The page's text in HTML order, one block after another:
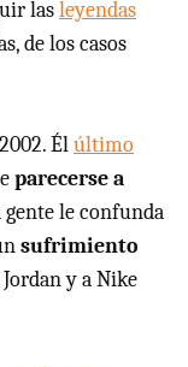
lasleyendas
de los casos
Élúltimo
parecerse a
gente le confunda
sufrimiento
y a Nike